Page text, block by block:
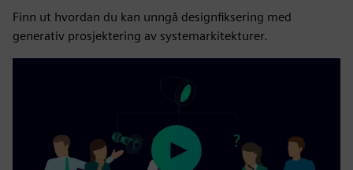
Finn ut hvordan du kan unngå designfiksering med
generativ prosjektering av systemarkitekturer.
Play